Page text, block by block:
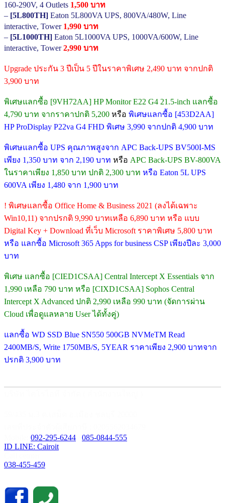
160-290V, 4 Outlets 1,500 บาท
– [5L800TH] Eaton 5L800VA UPS, 800VA/480W, Line
interactive, Tower 1,990 บาท
– [5L1000TH] Eaton 5L1000VA UPS, 1000VA/600W, Line
interactive, Tower2,990 บาท
Upgrade ประกัน 3 ปีเป็น 5 ปีในราคาพิเศษ 2,490 บาท จากปกติ
3,900 บาท
พิเศษแลกซื้อ [9VH72AA] HP Monitor E22 G4 21.5-inch แลกซื้อ
4,790 บาท จากราคาปกติ 5,200 หรือ พิเศษแลกซื้อ [453D2AA]
HP ProDisplay P22va G4 FHD พิเศษ 3,990 จากปกติ 4,900 บาท
พิเศษแลกซื้อ UPS คุณภาพสูงจาก APC Back-UPS BV500I-MS
เพียง 1,350 บาท จาก 2,190 บาท หรือ APC Back-UPS BV-800VA
ในราคาเพียง 1,850 บาท ปกติ 2,300 บาท หรือ Eaton 5L UPS
600VA เพียง 1,480 จาก 1,900 บาท
! พิเศษแลกซื้อ Office Home & Business 2021 (ลงได้เฉพาะ
Win10,11) จากปรกติ 9,990 บาทเหลือ 6,890 บาท หรือ แบบ
Digital Key + Download ที่เว็บ Microsoft ราคาพิเศษ 5,800 บาท
หรือ แลกซื้อ Microsoft 365 Apps for business CSP เพียงปีละ 3,000
บาท
พิเศษ แลกซื้อ [CIED1CSAA] Central Intercept X Essentials จาก
1,990 เหลือ 790 บาท หรือ [CIXD1CSAA] Sophos Central
Intercept X Advanced ปกติ 2,990 เหลือ 990 บาท (จัดการผ่าน
Cloud เพื่อดูแลหลาย User ได้ทั้งคู่)
แลกซื้อ WD SSD Blue SN550 500GB NVMeTM Read
2400MB/S, Write 1750MB/S, 5YEAR ราคาเพียง 2,900 บาทจาก
ปรกติ 3,900 บาท
092-295-6244
085-0844-555
ID LINE: Cairoit
038-455-459